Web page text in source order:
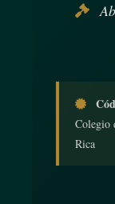
Colegio
Rica